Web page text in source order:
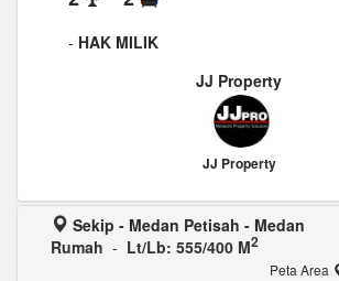
- HAK MILIK
JJ Property
JJ Property
Sekip - Medan Petisah - Medan
Rumah - Lt/Lb: 555/400 M2
Peta Area